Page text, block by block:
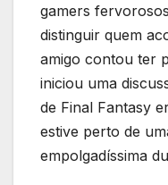
gamers
distinguir quem
amigo contou ter
iniciou uma
de Final Fantasy
estive perto de
empolgadíssima